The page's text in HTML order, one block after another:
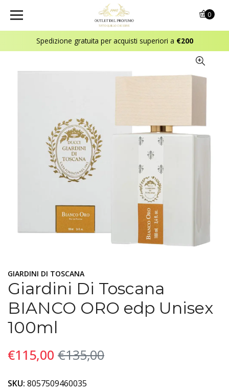
Spedizione gratuita per acquisti superiori a €200
0
GIARDINI DI TOSCANA
Giardini Di Toscana
BIANCO ORO edp Unisex
100ml
€115,00 €135,00
SKU: 8057509460035